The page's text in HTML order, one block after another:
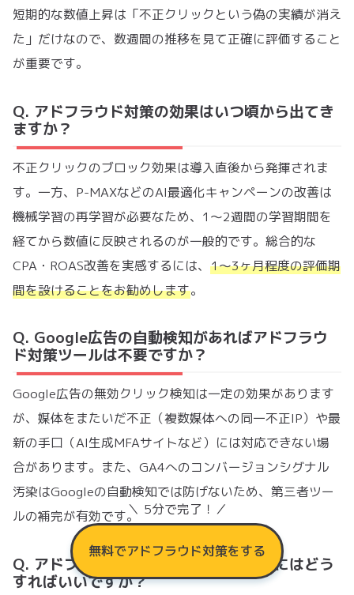
短期的な数値上昇は「不正クリックという偽の実績が消え
た」だけなので、数週間の推移を見て正確に評価すること
が重要です。
Q. アドフラウド対策の効果はいつ頃から出てき
ますか？
不正クリックのブロック効果は導入直後から発揮されま
す。一方、P-MAXなどのAI最適化キャンペーンの改善は
機械学習の再学習が必要なため、1〜2週間の学習期間を
経てから数値に反映されるのが一般的です。総合的な
CPA・ROAS改善を実感するには、 1〜3ヶ月程度の評価期
間を設けることをお勧めします。
Q. Google広告の自動検知があればアドフラウ
ド対策ツールは不要ですか？
Google広告の無効クリック検知は一定の効果があります
が、媒体をまたいだ不正（複数媒体への同一不正IP）や最
新の手口（AI生成MFAサイトなど）には対応できない場
合があります。また、GA4へのコンバージョンシグナル
汚染はGoogleの自動検知では防げないため、第三者ツー
ルの補完が有効です。
Q. アドフラウド対策を社内稟議に通すにはどう
すればいいですか？
＼ 5分で完了！／
無料でアドフラウド対策をする